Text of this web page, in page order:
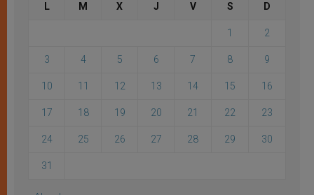
L M X J V S D
1 2
3 4 5 6 7 8 9
10 11 12 13 14 15 16
17 18 19 20 21 22 23
24 25 26 27 28 29 30
31